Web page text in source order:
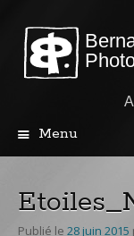
Menu
principal
Publié le 28 juin 2015